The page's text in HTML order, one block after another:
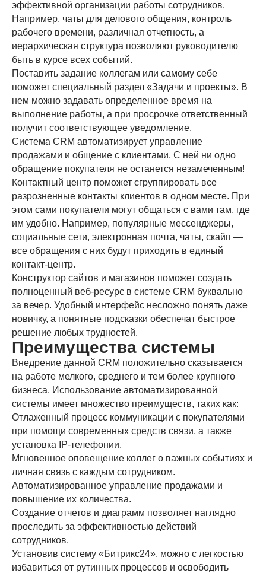
эффективной организации работы сотрудников.
Например, чаты для делового общения, контроль
рабочего времени, различная отчетность, а
иерархическая структура позволяют руководителю
быть в курсе всех событий.
Поставить задание коллегам или самому себе
поможет специальный раздел «Задачи и проекты». В
нем можно задавать определенное время на
выполнение работы, а при просрочке ответственный
получит соответствующее уведомление.
Система CRM автоматизирует управление
продажами и общение с клиентами. С ней ни одно
обращение покупателя не останется незамеченным!
Контактный центр поможет сгруппировать все
разрозненные контакты клиентов в одном месте. При
этом сами покупатели могут общаться с вами там, где
им удобно. Например, популярные мессенджеры,
социальные сети, электронная почта, чаты, скайп —
все обращения с них будут приходить в единый
контакт-центр.
Конструктор сайтов и магазинов поможет создать
полноценный веб-ресурс в системе CRM буквально
за вечер. Удобный интерфейс несложно понять даже
новичку, а понятные подсказки обеспечат быстрое
решение любых трудностей.
Преимущества системы
Внедрение данной CRM положительно сказывается
на работе мелкого, среднего и тем более крупного
бизнеса. Использование автоматизированной
системы имеет множество преимуществ, таких как:
Отлаженный процесс коммуникации с покупателями
при помощи современных средств связи, а также
установка IP-телефонии.
Мгновенное оповещение коллег о важных событиях и
личная связь с каждым сотрудником.
Автоматизированное управление продажами и
повышение их количества.
Создание отчетов и диаграмм позволяет наглядно
проследить за эффективностью действий
сотрудников.
Установив систему «Битрикс24», можно с легкостью
избавиться от рутинных процессов и освободить